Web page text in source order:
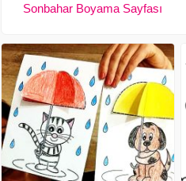
Sonbahar Boyama Sayfası